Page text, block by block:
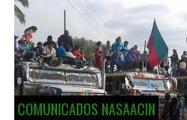
COMUNICADOS NASAACIN